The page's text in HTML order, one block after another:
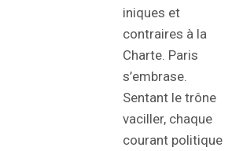
iniques et
contraires à la
Charte. Paris
s’embrase.
Sentant le trône
vaciller, chaque
courant politique